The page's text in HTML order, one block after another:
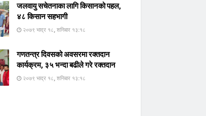
जलवायु सचेतनाका लागि किसानको पहल,
४८ किसान सहभागी
२०७९ भाद्र १८, शनिबार १३:१८
गणतन्त्र दिवसको अवसरमा रक्तदान
कार्यक्रम, ३५ भन्दा बढीले गरे रक्तदान
२०७९ भाद्र १८, शनिबार १३:१८